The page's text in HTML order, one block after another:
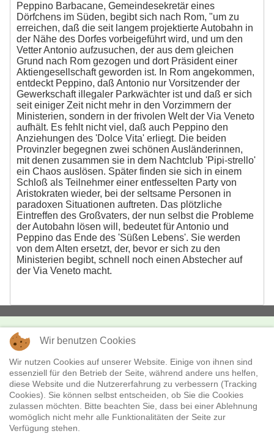
Peppino Barbacane, Gemeindesekretär eines
Dörfchens im Süden, begibt sich nach Rom, "um zu
erreichen, daß die seit langem projektierte Autobahn in
der Nähe des Dorfes vorbeigeführt wird, und um den
Vetter Antonio aufzusuchen, der aus dem gleichen
Grund nach Rom gezogen und dort Präsident einer
Aktiengesellschaft geworden ist. In Rom angekommen,
entdeckt Peppino, daß Antonio nur Vorsitzender der
Gewerkschaft illegaler Parkwächter ist und daß er sich
seit einiger Zeit nicht mehr in den Vorzimmern der
Ministerien, sondern in der frivolen Welt der Via Veneto
aufhält. Es fehlt nicht viel, daß auch Peppino den
Anziehungen des 'Dolce Vita' erliegt. Die beiden
Provinzler begegnen zwei schönen Ausländerinnen,
mit denen zusammen sie in dem Nachtclub 'Pipi-strello'
ein Chaos auslösen. Später finden sie sich in einem
Schloß als Teilnehmer einer entfesselten Party von
Aristokraten wieder, bei der seltsame Personen in
paradoxen Situationen auftreten. Das plötzliche
Eintreffen des Großvaters, der nun selbst die Probleme
der Autobahn lösen will, bedeutet für Antonio und
Peppino das Ende des 'Süßen Lebens'. Sie werden
von dem Alten ersetzt, der, bevor er sich zu den
Ministerien begibt, schnell noch einen Abstecher auf
der Via Veneto macht.
KONTAKT
missingFILMs
Boxhagener Str. 18
10245 Berlin
Telefon:+49 - (0)30 - 28 36 530
E-Mail:verleih@missingfilms.de
Datenschutzerklärung
Wir benutzen Cookies
Wir nutzen Cookies auf unserer Website. Einige von ihnen sind
essenziell für den Betrieb der Seite, während andere uns helfen,
diese Website und die Nutzererfahrung zu verbessern (Tracking
Cookies). Sie können selbst entscheiden, ob Sie die Cookies
zulassen möchten. Bitte beachten Sie, dass bei einer Ablehnung
womöglich nicht mehr alle Funktionalitäten der Seite zur
Verfügung stehen.